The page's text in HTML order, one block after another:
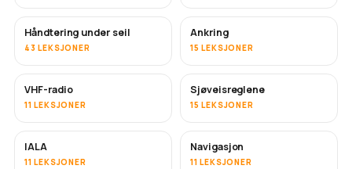
Håndtering under seil
43 LEKSJONER
Ankring
15 LEKSJONER
VHF-radio
11 LEKSJONER
Sjøveisreglene
15 LEKSJONER
IALA
11 LEKSJONER
Navigasjon
11 LEKSJONER